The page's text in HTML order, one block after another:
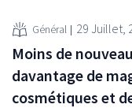
Général 29 Juillet,
Moins de
davantage de
cosmétiques et